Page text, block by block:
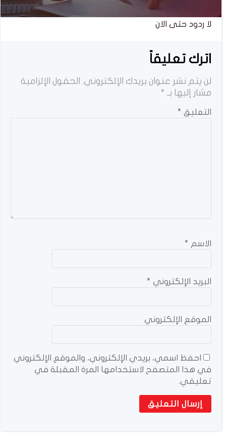
لا ردود حتى الان
اترك تعليقاً
لن يتم نشر عنوان بريدك الإلكتروني. الحقول الإلزامية
مشار إليها بـ *
التعليق *
الاسم *
البريد الإلكتروني *
الموقع الإلكتروني
احفظ اسمي، بريدي الإلكتروني، والموقع الإلكتروني
في هذا المتصفح لاستخدامها المرة المقبلة في
تعليقي.